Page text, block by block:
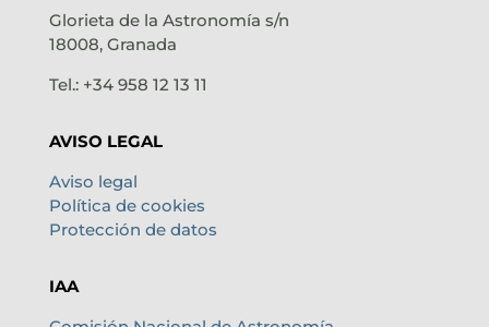
Glorieta de la Astronomía s/n
18008, Granada
Tel.: +34 958 12 13 11
AVISO LEGAL
Aviso legal
Política de cookies
Protección de datos
IAA